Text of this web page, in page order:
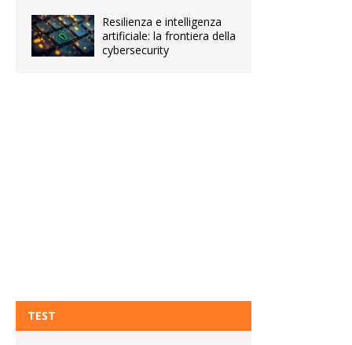
Resilienza e intelligenza
artificiale: la frontiera della
cybersecurity
TEST